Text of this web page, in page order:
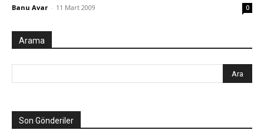
Banu Avar - 11 Mart 2009 0
Arama
Son Gönderiler